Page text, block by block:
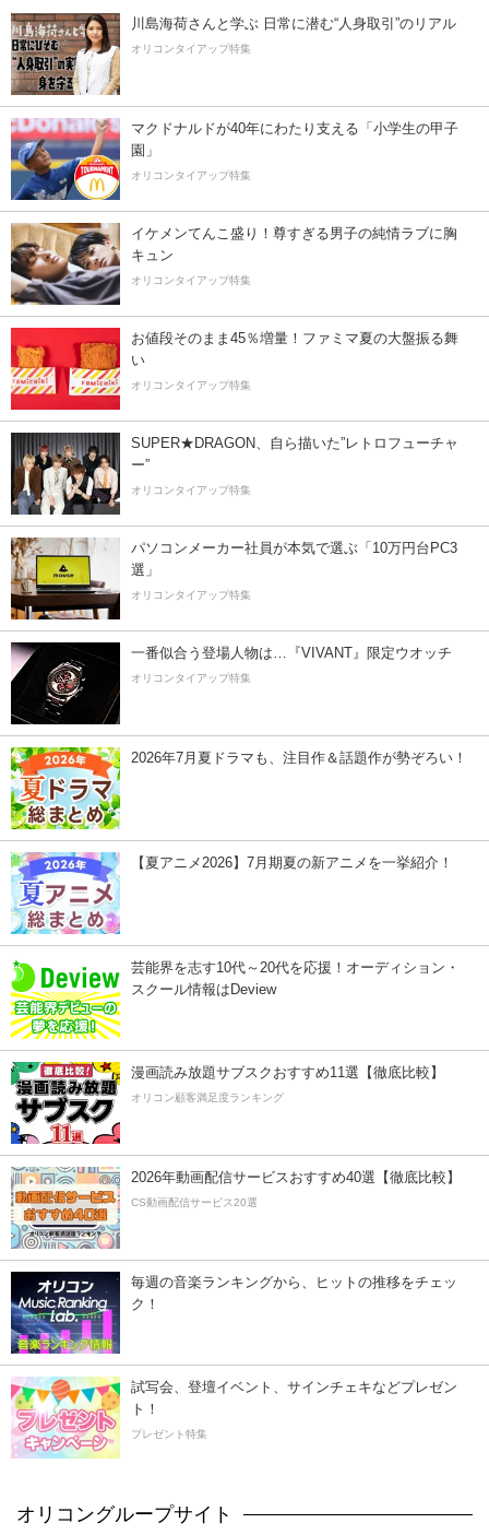
川島海荷さんと学ぶ 日常に潜む“人身取引”のリアル
オリコンタイアップ特集
マクドナルドが40年にわたり支える「小学生の甲子
園」
オリコンタイアップ特集
イケメンてんこ盛り！尊すぎる男子の純情ラブに胸
キュン
オリコンタイアップ特集
お値段そのまま45％増量！ファミマ夏の大盤振る舞
い
オリコンタイアップ特集
SUPER★DRAGON、自ら描いた”レトロフューチャ
ー”
オリコンタイアップ特集
パソコンメーカー社員が本気で選ぶ「10万円台PC3
選」
オリコンタイアップ特集
一番似合う登場人物は…『VIVANT』限定ウオッチ
オリコンタイアップ特集
2026年7月夏ドラマも、注目作＆話題作が勢ぞろい！
【夏アニメ2026】7月期夏の新アニメを一挙紹介！
芸能界を志す10代～20代を応援！オーディション・
スクール情報はDeview
漫画読み放題サブスクおすすめ11選【徹底比較】
オリコン顧客満足度ランキング
2026年動画配信サービスおすすめ40選【徹底比較】
CS動画配信サービス20選
毎週の音楽ランキングから、ヒットの推移をチェッ
ク！
試写会、登壇イベント、サインチェキなどプレゼン
ト！
プレゼント特集
オリコングループサイト